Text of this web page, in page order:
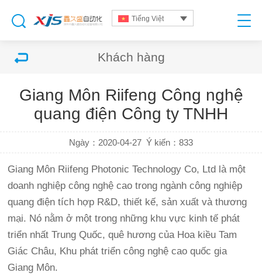
Tiếng Việt
Khách hàng
Giang Môn Riifeng Công nghệ
quang điện Công ty TNHH
Ngày：2020-04-27 Ý kiến：833
Giang Môn Riifeng Photonic Technology Co, Ltd là một
doanh nghiệp công nghệ cao trong ngành công nghiệp
quang điện tích hợp R&D, thiết kế, sản xuất và thương
mại. Nó nằm ở một trong những khu vực kinh tế phát
triển nhất Trung Quốc, quê hương của Hoa kiều Tam
Giác Châu, Khu phát triển công nghệ cao quốc gia
Giang Môn.